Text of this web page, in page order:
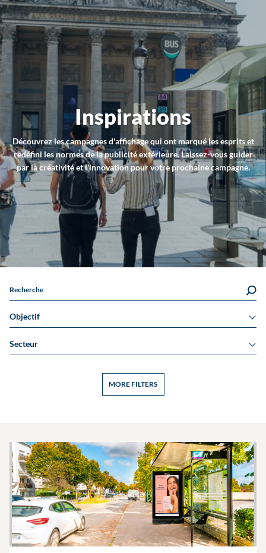
Inspirations
Découvrez les campagnes d'affichage qui ont marqué les esprits et
redéfini les normes de la publicité extérieure. Laissez-vous guider
par la créativité et l'innovation pour votre prochaine campagne.
Recherche
Objectif
Secteur
MORE FILTERS